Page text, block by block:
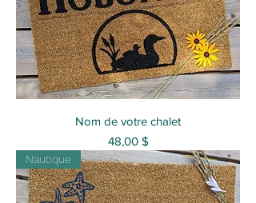
Nom de votre chalet
Prix
48,00 $
Nautique